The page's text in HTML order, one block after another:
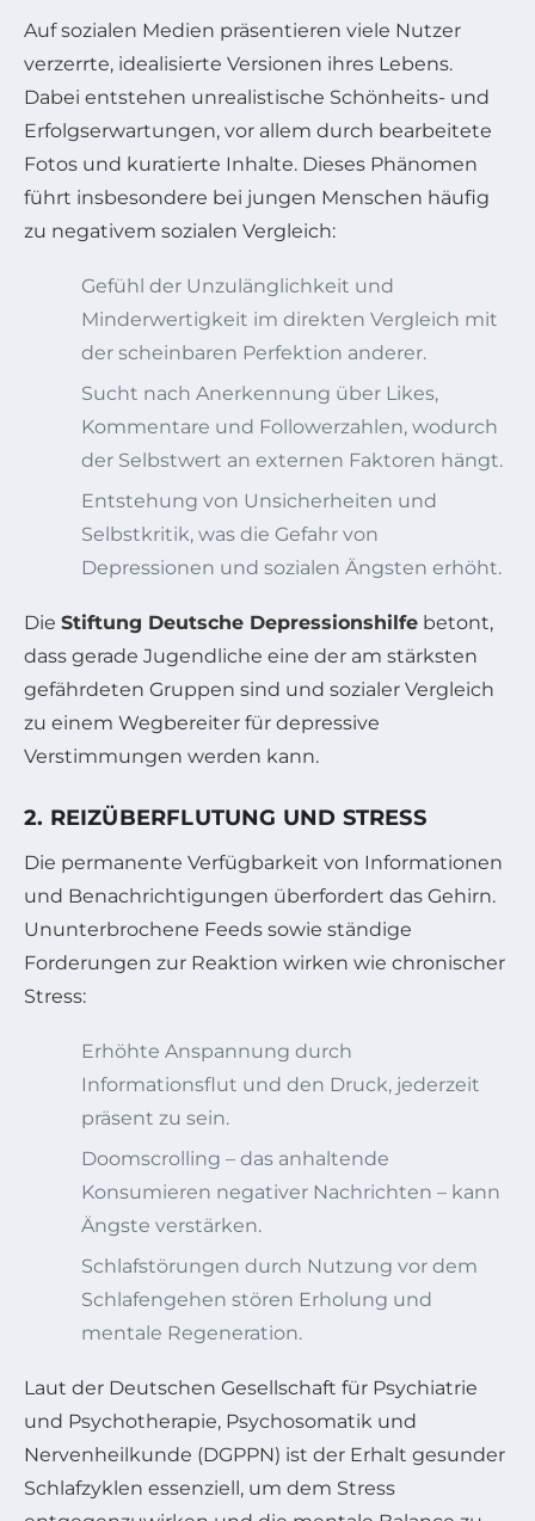
Auf sozialen Medien präsentieren viele Nutzer
verzerrte, idealisierte Versionen ihres Lebens.
Dabei entstehen unrealistische Schönheits- und
Erfolgserwartungen, vor allem durch bearbeitete
Fotos und kuratierte Inhalte. Dieses Phänomen
führt insbesondere bei jungen Menschen häufig
zu negativem sozialen Vergleich:
Gefühl der Unzulänglichkeit und
Minderwertigkeit im direkten Vergleich mit
der scheinbaren Perfektion anderer.
Sucht nach Anerkennung über Likes,
Kommentare und Followerzahlen, wodurch
der Selbstwert an externen Faktoren hängt.
Entstehung von Unsicherheiten und
Selbstkritik, was die Gefahr von
Depressionen und sozialen Ängsten erhöht.
Die Stiftung Deutsche Depressionshilfe betont,
dass gerade Jugendliche eine der am stärksten
gefährdeten Gruppen sind und sozialer Vergleich
zu einem Wegbereiter für depressive
Verstimmungen werden kann.
2. REIZÜBERFLUTUNG UND STRESS
Die permanente Verfügbarkeit von Informationen
und Benachrichtigungen überfordert das Gehirn.
Ununterbrochene Feeds sowie ständige
Forderungen zur Reaktion wirken wie chronischer
Stress:
Erhöhte Anspannung durch
Informationsflut und den Druck, jederzeit
präsent zu sein.
Doomscrolling – das anhaltende
Konsumieren negativer Nachrichten – kann
Ängste verstärken.
Schlafstörungen durch Nutzung vor dem
Schlafengehen stören Erholung und
mentale Regeneration.
Laut der Deutschen Gesellschaft für Psychiatrie
und Psychotherapie, Psychosomatik und
Nervenheilkunde (DGPPN) ist der Erhalt gesunder
Schlafzyklen essenziell, um dem Stress